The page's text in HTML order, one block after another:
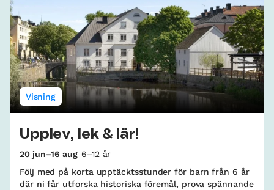
Visning
Upplev, lek & lär!
20 jun–16 aug 6–12 år
Följ med på korta upptäcktsstunder för barn från 6 år
där ni får utforska historiska föremål, prova spännande